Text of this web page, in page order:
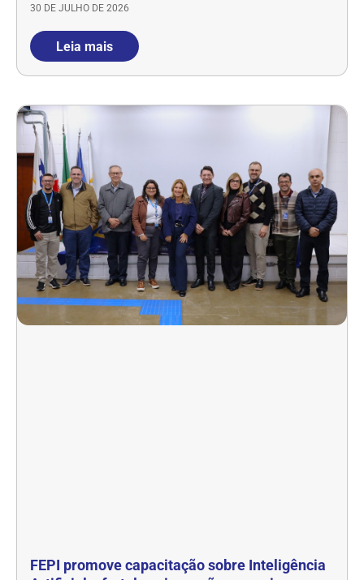
30 DE JULHO DE 2026
Leia mais
FEPI promove capacitação sobre Inteligência